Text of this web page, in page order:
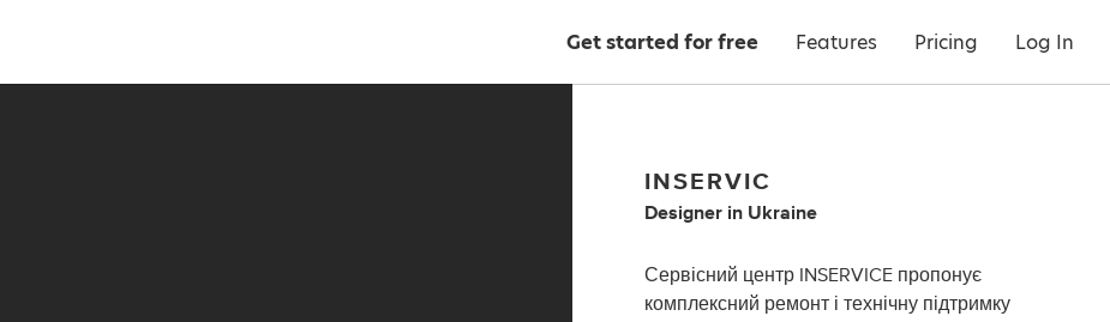
Get started for free Features Pricing Log In
INSERVIC
Designer in Ukraine
Сервісний центр INSERVICE пропонує
комплексний ремонт і технічну підтримку